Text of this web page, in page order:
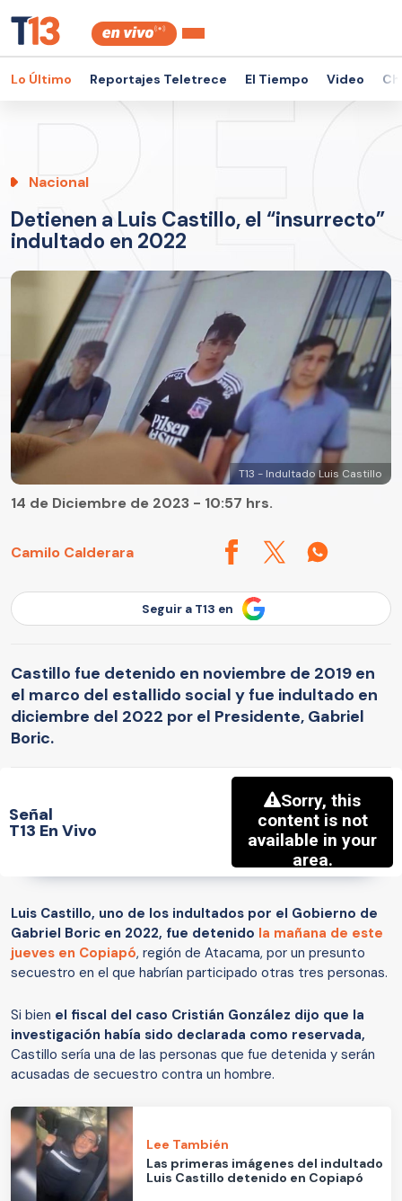
Lo Último Reportajes Teletrece El Tiempo Video
Nacional
Detienen a Luis Castillo, el “insurrecto”
indultado en 2022
T13 - Indultado Luis Castillo
Camilo Calderara
14 de Diciembre de 2023 - 10:57 hrs.
Seguir a T13 en
Castillo fue detenido en noviembre de 2019 en
el marco del estallido social y fue indultado en
diciembre del 2022 por el Presidente, Gabriel
Boric.
Señal
T13 En Vivo
Luis Castillo, uno de los indultados por el Gobierno de
Gabriel Boric en 2022, fue detenido la mañana de este
jueves en Copiapó, región de Atacama, por un presunto
secuestro en el que habrían participado otras tres personas.
Si bien el fiscal del caso Cristián González dijo que la
investigación había sido declarada como reservada,
Castillo sería una de las personas que fue detenida y serán
acusadas de secuestro contra un hombre.
Lee También
Las primeras imágenes del indultado
Luis Castillo detenido en Copiapó